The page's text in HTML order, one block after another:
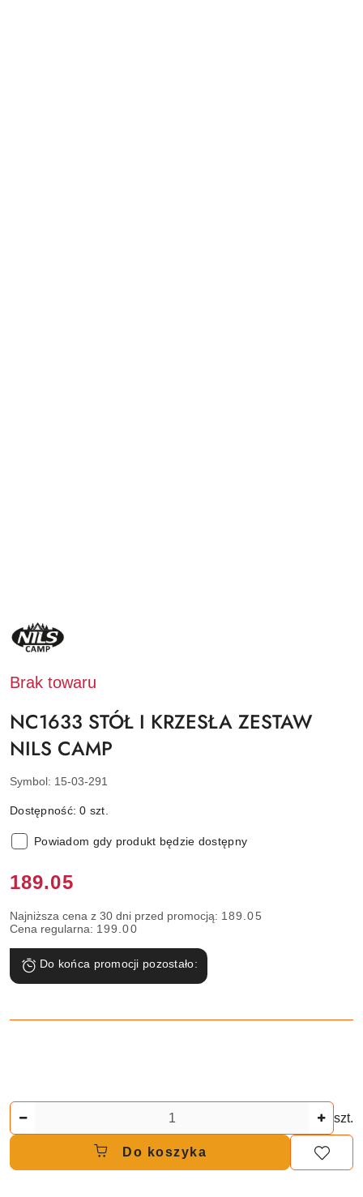
NAZWA
PRODUCENTA:
NILS
Brak towaru
NC1633 STÓŁ I KRZESŁA ZESTAW
NILS CAMP
Symbol: 15-03-291
Dostępność:0 szt.
Powiadom gdy produkt będzie dostępny
Cena:
189.05
Najniższa cena z 30 dni przed promocją: 189.05
Cena regularna: 199.00
Do końca promocji pozostało:
szt.
Do koszyka